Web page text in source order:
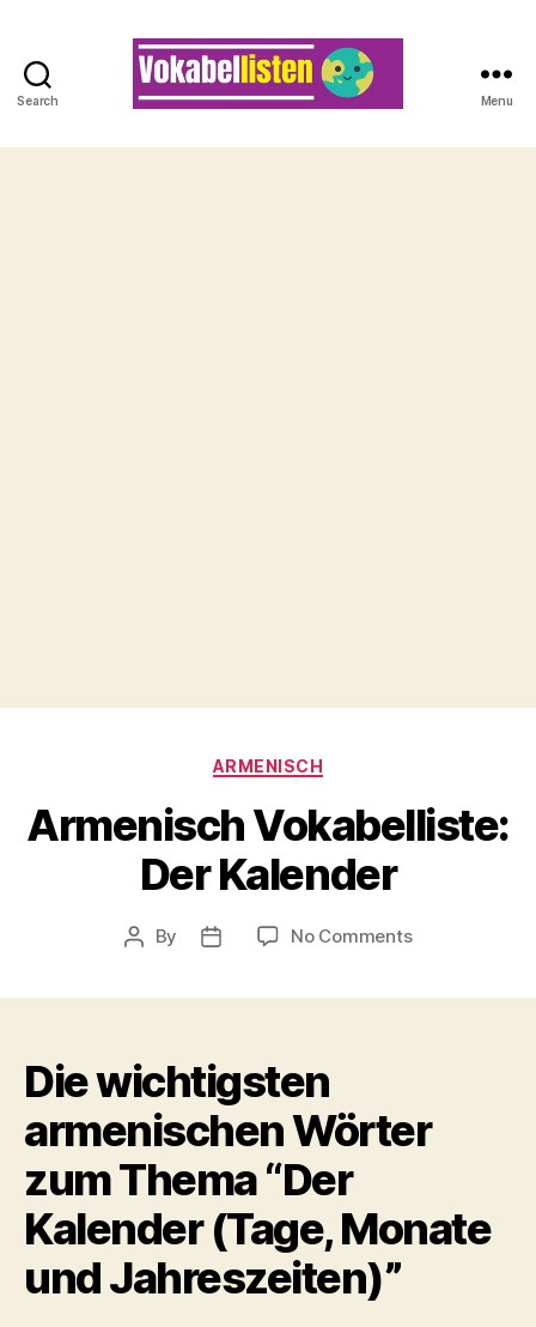
Search Menu
Categories
ARMENISCH
Armenisch Vokabelliste:
Der Kalender
Post
By
Post
No Commentson
Die wichtigsten
armenischen Wörter
zum Thema “Der
Kalender (Tage, Monate
und Jahreszeiten)”